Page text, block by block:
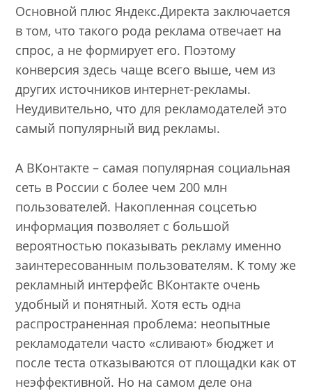
Основной плюс Яндекс.Директа заключается
в том, что такого рода реклама отвечает на
спрос, а не формирует его. Поэтому
конверсия здесь чаще всего выше, чем из
других источников интернет-рекламы.
Неудивительно, что для рекламодателей это
самый популярный вид рекламы.
А ВКонтакте – самая популярная социальная
сеть в России с более чем 200 млн
пользователей. Накопленная соцсетью
информация позволяет с большой
вероятностью показывать рекламу именно
заинтересованным пользователям. К тому же
рекламный интерфейс ВКонтакте очень
удобный и понятный. Хотя есть одна
распространенная проблема: неопытные
рекламодатели часто «сливают» бюджет и
после теста отказываются от площадки как от
неэффективной. Но на самом деле она